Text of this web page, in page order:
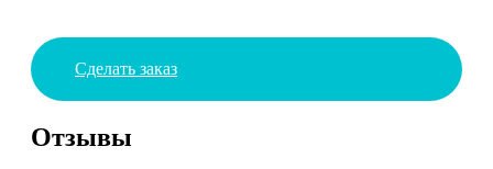
Сделать заказ
Отзывы